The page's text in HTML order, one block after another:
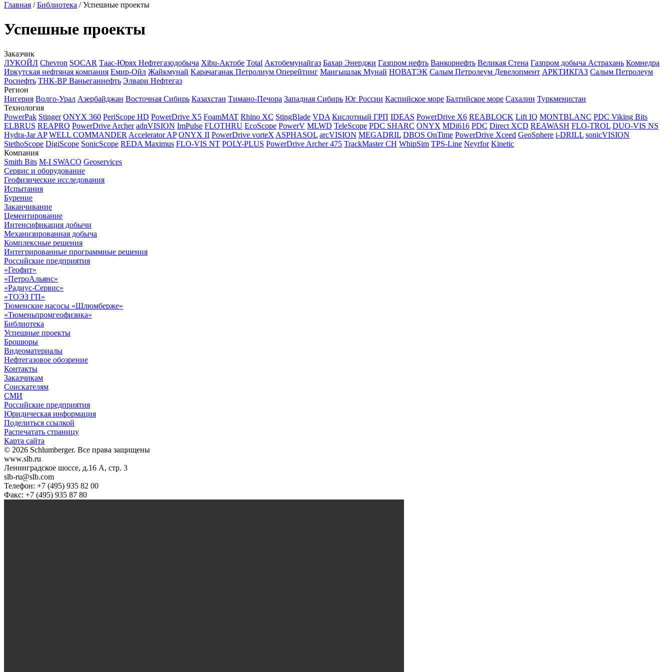
Главная /Библиотека /Успешные проекты
Успешные проекты
Заказчик
ЛУКОЙЛ Chevron SOCAR Таас-Юрях Нефтегазодобыча Xibu-Актобе Total Актобемунайгаз Бахар Энерджи Газпром нефть Ванкорнефть Великая Стена Газпром добыча Астрахань Комнедра
Иркутская нефтяная компания Емир-Ойл Жайкмунай Kарачаганак Петролиум Оперейтинг Мангышлак Мунай НОВАТЭК Салым Петролеум Девелопмент АРКТИКГАЗ Салым Петролеум
Роснефть ТНК-ВР Ваньеганнефть Элвари Нефтегаз
Регион
Нигерия Волго-Урал Азербайджан Восточная Сибирь Казахстан Тимано-Печора Западная Сибирь Юг России Каспийское море Балтийское море Сахалин Туркменистан
Технология
PowerPak Stinger ONYX 360 PeriScope HD PowerDrive X5 FoamMAT Rhino XC StingBlade VDA Кислотный ГРП IDEAS PowerDrive X6 REABLOCK Lift IQ MONTBLANC PDC Viking Bits
ELBRUS REAPRO PowerDrive Archer adnVISION ImPulse FLOTHRU EcoScope PowerV MLWD TeleScope PDC SHARC ONYX MDi616 PDC Direct XCD REAWASH FLO-TROL DUO-VIS NS
Hydra-Jar AP WELL COMMANDER Accelerator AP ONYX II PowerDrive vorteX ASPHASOL arcVISION MEGADRIL DBOS OnTime PowerDrive Xceed GeoSphere i-DRILL sonicVISION
StethoScope DigiScope SonicScope REDA Maximus FLO-VIS NT POLY-PLUS PowerDrive Archer 475 TrackMaster CH WhipSim TPS-Line Neyrfor Kinetic
Компания
Smith Bits M-I SWACO Geoservices
Сервис и оборудование
Геофизические исследования
Испытания
Бурение
Заканчивание
Цементирование
Интенсификация добычи
Механизированная добыча
Комплексные решения
Интегрированные программные решения
Российские предприятия
«Геофит»
«ПетроАльянс»
«Радиус-Сервис»
«ТОЭЗ ГП»
Тюменские насосы «Шлюмберже»
«Тюменьпромгеофизика»
Библиотека
Успешные проекты
Брошюры
Видеоматериалы
Нефтегазовое обозрение
Контакты
Заказчикам
Соискателям
СМИ
Российские предприятия
Юридическая информация
Поделиться ссылкой
Распечатать страницу
Карта сайта
© 2026 Schlumberger. Все права защищены
www.slb.ru
Ленинградское шоссе, д.16 А, стр. 3
slb-ru@slb.com
Телефон: +7 (495) 935 82 00
Факс: +7 (495) 935 87 80